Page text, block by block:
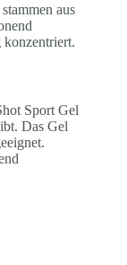
aus
konzentriert.
Sport Gel
Das Gel